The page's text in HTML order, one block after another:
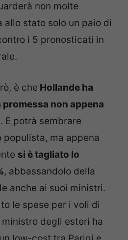
non molte
allo stato solo un paio di
i 5 pronosticati in
è che Hollande ha
non appena
. E potrà sembrare
ma appena
si è tagliato lo
, abbassandolo della
anche ai suoi ministri.
le spese per i voli di
degli esteri ha